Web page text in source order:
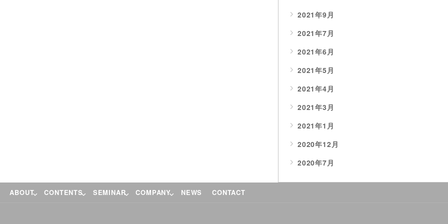
2021年9月
2021年7月
2021年6月
2021年5月
2021年4月
2021年3月
2021年1月
2020年12月
2020年7月
ABOUT CONTENTS SEMINAR COMPANY NEWS CONTACT